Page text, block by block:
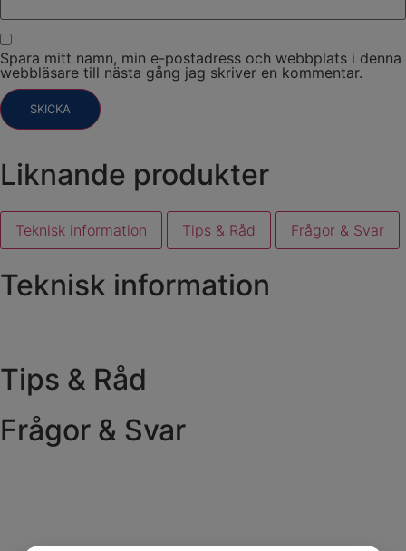
Spara mitt namn, min e-postadress och webbplats i denna
webbläsare till nästa gång jag skriver en kommentar.
Liknande produkter
Teknisk information Tips & Råd Frågor & Svar
Teknisk information
Tips & Råd
Frågor & Svar